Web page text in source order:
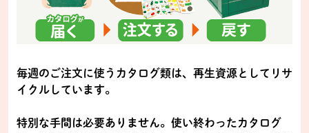
毎週のご注文に使うカタログ類は、再生資源としてリサ
イクルしています。
特別な手間は必要ありません。使い終わったカタログ